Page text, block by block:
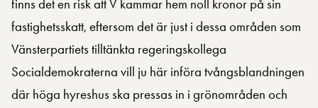
finns det en risk att V kammar hem noll kronor på sin
fastighetsskatt, eftersom det är just i dessa områden som
Vänsterpartiets tilltänkta regeringskollega
Socialdemokraterna vill ju här införa tvångsblandningen
där höga hyreshus ska pressas in i grönområden och